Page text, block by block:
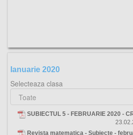
Ianuarie 2020
Selecteaza clasa
SUBIECTUL 5 - FEBRUARIE 2020 -
Revista matematica - Subiecte -